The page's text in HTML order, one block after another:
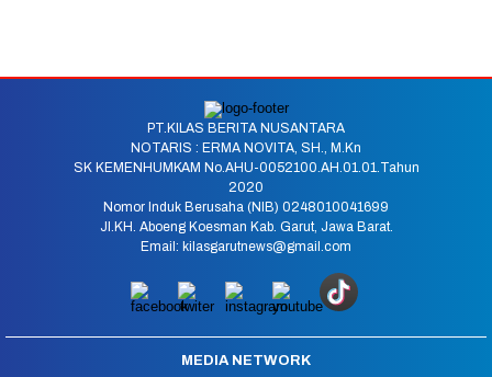
PT.KILAS BERITA NUSANTARA
NOTARIS : ERMA NOVITA, SH., M.Kn
SK KEMENHUMKAM No.AHU-0052100.AH.01.01.Tahun
2020
Nomor Induk Berusaha (NIB) 0248010041699
Jl.KH. Aboeng Koesman Kab. Garut, Jawa Barat.
Email: kilasgarutnews@gmail.com
MEDIA NETWORK